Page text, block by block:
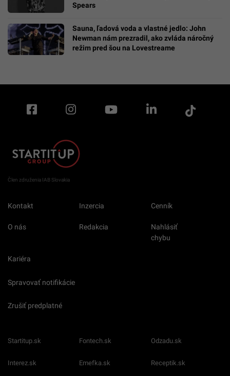
Spears
Sauna, ľadová voda a vlastné jedlo: John
Newman nám prezradil, ako zvláda náročný
režim pred šou na Lovestreame
Člen združenia IAB Slovakia
Kontakt Inzercia Cenník
O nás Redakcia
Nahlásiť
chybu
Kariéra
Spravovať notifikácie
Zrušiť predplatné
Startitup.sk Fontech.sk Odzadu.sk
Interez.sk Emefka.sk Receptik.sk